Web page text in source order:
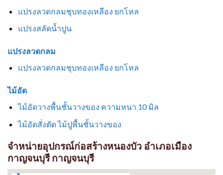
แปรงลวดกลมชุบทองเหลือง ยกโหล
แปรงสลัดน้ำปูน
แปรงลวดกลม
แปรงลวดกลมชุบทองเหลือง ยกโหล
ไม้อัด
ไม้อัดวางพื้นชั้นวางของ ความหนา 10 มิล
ไม้อัดสั่งตัด ไม้ปูพื้นชั้นวางของ
จำหน่ายอุปกรณ์ก่อสร้างหนองบัว อำเภอเมือง
กาญจนบุรี กาญจนบุรี